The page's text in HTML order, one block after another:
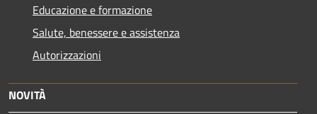
Educazione e formazione
Salute, benessere e assistenza
Autorizzazioni
NOVITÀ